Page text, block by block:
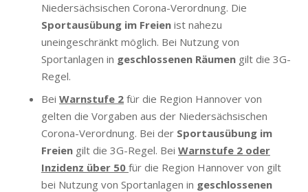
Niedersächsischen Corona-Verordnung. Die
Sportausübung im Freien ist nahezu
uneingeschränkt möglich. Bei Nutzung von
Sportanlagen in geschlossenen Räumen gilt die 3G-
Regel.
Bei Warnstufe 2 für die Region Hannover von
gelten die Vorgaben aus der Niedersächsischen
Corona-Verordnung. Bei der Sportausübung im
Freien gilt die 3G-Regel. Bei Warnstufe 2 oder
Inzidenz über 50 für die Region Hannover von gilt
bei Nutzung von Sportanlagen in geschlossenen